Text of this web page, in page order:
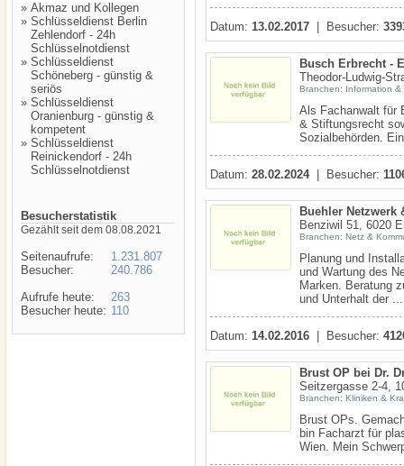
» Akmaz und Kollegen
» Schlüsseldienst Berlin
Zehlendorf - 24h
Schlüsselnotdienst
» Schlüsseldienst
Schöneberg - günstig &
seriös
» Schlüsseldienst
Oranienburg - günstig &
kompetent
» Schlüsseldienst
Reinickendorf - 24h
Schlüsselnotdienst
Besucherstatistik
Gezählt seit dem 08.08.2021
Seitenaufrufe:
Besucher:
Aufrufe heute:
Besucher heute:
1.231.807
240.786
263
110
Datum: 13.02.2017 | Besucher:
Busch Erbrecht -
Theodor-Ludwig-
Branchen: Information &
Als Fachanwalt für
& Stiftungsrecht
Sozialbehörden.
Datum: 28.02.2024| Besucher:
Buehler Netzwerk
Benziwil 51, 6020
Branchen: Netz &
Planung und
und Wartung des
Marken. Beratung
und Unterhalt der ...
Datum: 14.02.2016 | Besucher:
Brust OP bei Dr.
Seitzergasse 2-4,
Branchen: Kliniken &
Brust OPs.
bin Facharzt für
Wien. Mein